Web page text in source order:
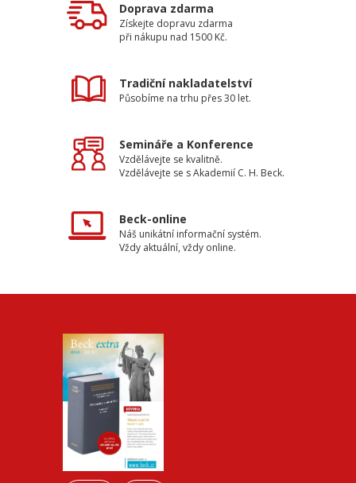
Doprava zdarma
Získejte dopravu zdarma
při nákupu nad 1500 Kč.
Tradiční nakladatelství
Působíme na trhu přes 30 let.
Semináře a Konference
Vzdělávejte se kvalitně.
Vzdělávejte se s Akademií C. H. Beck.
Beck-online
Náš unikátní informační systém.
Vždy aktuální, vždy online.